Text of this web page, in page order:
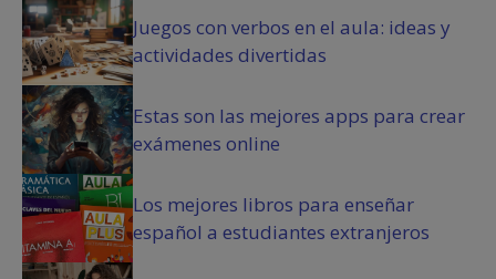
Juegos con verbos en el aula: ideas y
actividades divertidas
Estas son las mejores apps para crear
exámenes online
Los mejores libros para enseñar
español a estudiantes extranjeros